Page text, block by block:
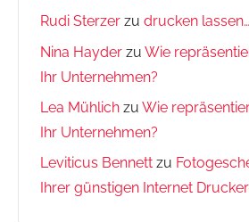
Rudi Sterzer zu drucken lassen…
Nina Hayder zu Wie
Ihr Unternehmen?
Lea Mühlich zu Wie
Ihr Unternehmen?
Leviticus Bennett zu
Ihrer günstigen Internet